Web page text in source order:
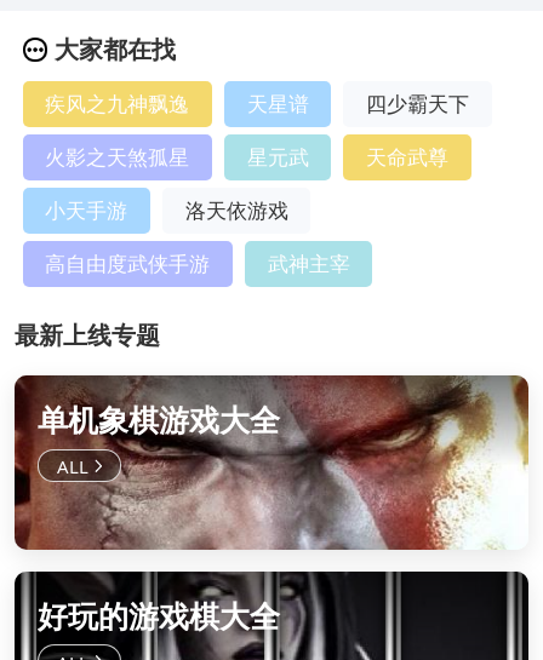
大家都在找
疾风之九神飘逸 天星谱
四少霸天下
火影之天煞孤星
星元武
天命武尊
小天手游
洛天依游戏
高自由度武侠手游
武神主宰
最新上线专题
单机象棋游戏大全
好玩的游戏棋大全